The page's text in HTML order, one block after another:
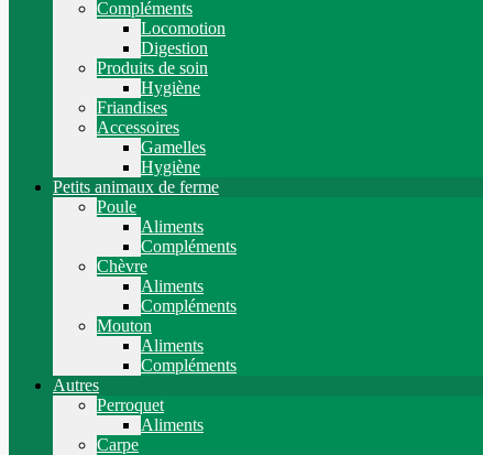
Compléments
Locomotion
Digestion
Produits de soin
Hygiène
Friandises
Accessoires
Gamelles
Hygiène
Petits animaux de ferme
Poule
Aliments
Compléments
Chèvre
Aliments
Compléments
Mouton
Aliments
Compléments
Autres
Perroquet
Aliments
Carpe